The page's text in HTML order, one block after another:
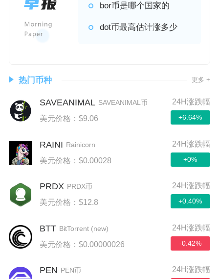
bor币是哪个国家的
dot币最高估计涨多少
热门币种 更多 +
SAVEANIMAL SAVEANIMAL币
美元价格：$9.06
24H涨跌幅
+6.64%
RAINI Rainicorn
美元价格：$0.00028
24H涨跌幅
+0%
PRDX PRDX币
美元价格：$12.8
24H涨跌幅
+0.40%
BTT BitTorrent (new)
美元价格：$0.00000026
24H涨跌幅
-0.42%
PEN PEN币 24H涨跌幅